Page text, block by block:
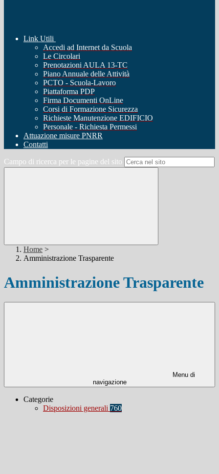
Link Utili
Accedi ad Internet da Scuola
Le Circolari
Prenotazioni AULA 13-TC
Piano Annuale delle Attività
PCTO - Scuola-Lavoro
Piattaforma PDP
Firma Documenti OnLine
Corsi di Formazione Sicurezza
Richieste Manutenzione EDIFICIO
Personale - Richiesta Permessi
Attuazione misure PNRR
Contatti
Campo di ricerca per le pagine del sito
Home >
Amministrazione Trasparente
Amministrazione Trasparente
Menu di
navigazione
Categorie
Disposizioni generali 760